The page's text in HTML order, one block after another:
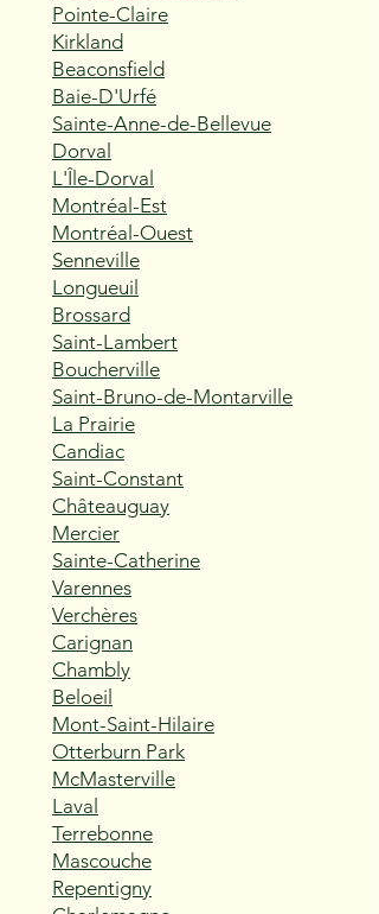
Pointe-Claire
Kirkland
Beaconsfield
Baie-D'Urfé
Sainte-Anne-de-Bellevue
Dorval
L'Île-Dorval
Montréal-Est
Montréal-Ouest
Senneville
Longueuil
Brossard
Saint-Lambert
Boucherville
Saint-Bruno-de-Montarville
La Prairie
Candiac
Saint-Constant
Châteauguay
Mercier
Sainte-Catherine
Varennes
Verchères
Carignan
Chambly
Beloeil
Mont-Saint-Hilaire
Otterburn Park
McMasterville
Laval
Terrebonne
Mascouche
Repentigny